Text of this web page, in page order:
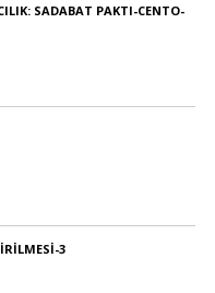
SADABAT PAKTI-CENTO-
3